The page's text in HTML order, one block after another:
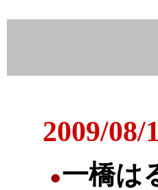
2009/08/
●一橋は